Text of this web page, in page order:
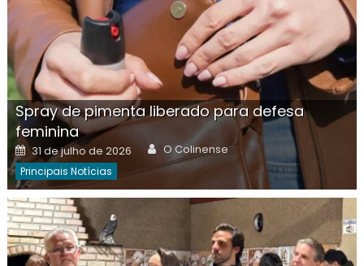
Spray de pimenta liberado para defesa
feminina
Posted
on
31 de julho de 2026 Author
O Colinense
Principais Notícias